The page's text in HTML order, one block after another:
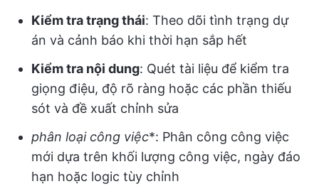
Kiểm tra trạng thái: Theo dõi tình trạng dự
án và cảnh báo khi thời hạn sắp hết
Kiểm tra nội dung: Quét tài liệu để kiểm tra
giọng điệu, độ rõ ràng hoặc các phần thiếu
sót và đề xuất chỉnh sửa
phân loại công việc*: Phân công công việc
mới dựa trên khối lượng công việc, ngày đáo
hạn hoặc logic tùy chỉnh